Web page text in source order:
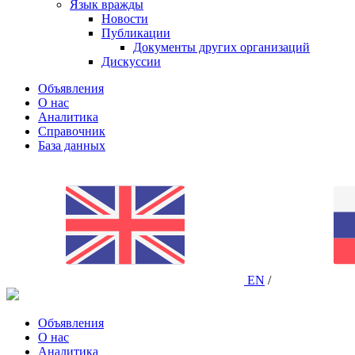
Язык вражды
Новости
Публикации
Документы других организаций
Дискуссии
Объявления
О нас
Аналитика
Справочник
База данных
EN /
Объявления
О нас
Аналитика